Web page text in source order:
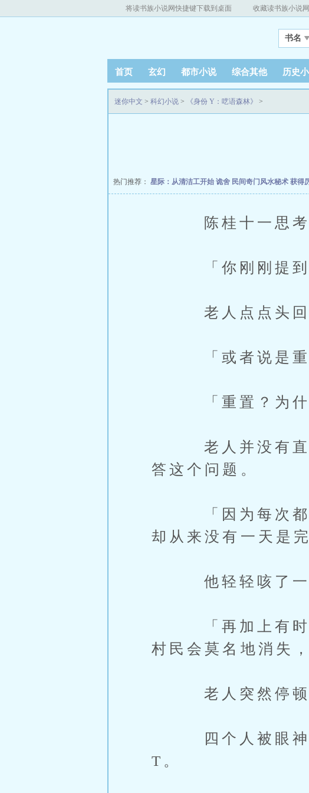
将读书族小说网快捷键下载到桌面 收藏读书族小说网
书名
首页 玄幻 都市小说 综合其他 历史
迷你中文 > 科幻小说 > 《身份 Y：呓语森林》 >
热门推荐： 星际：从清洁工开始 诡舍 民间奇门风水秘术 获得
陈桂十一思考过
「你刚刚提到，
老人点点头回
「或者说是重置
「重置？为什麽
老人并没有直接
答这个问题。
「因为每次都不
却从来没有一天是
他轻轻咳了一下
「再加上有时候
村民会莫名地消失
老人突然停顿了
四个人被眼神看
T。